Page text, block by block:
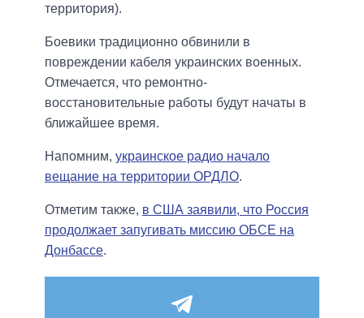
территория).
Боевики традиционно обвинили в
повреждении кабеля украинских военных.
Отмечается, что ремонтно-
восстановительные работы будут начаты в
ближайшее время.
Напомним, украинское радио начало
вещание на территории ОРДЛО.
Отметим также, в США заявили, что Россия
продолжает запугивать миссию ОБСЕ на
Донбассе.